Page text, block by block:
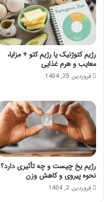
رژیم کتوژنیک یا رژیم کتو + مزایا،
معایب و هرم غذایی
فروردین 25, 1404
رژیم یخ چیست و چه تأثیری دارد؟
نحوه پیروی و کاهش وزن
فروردین 2, 1404